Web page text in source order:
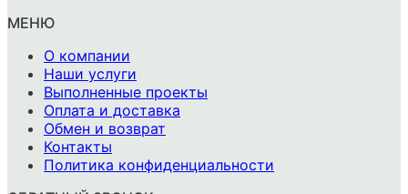
МЕНЮ
О компании
Наши услуги
Выполненные проекты
Оплата и доставка
Обмен и возврат
Контакты
Политика конфиденциальности